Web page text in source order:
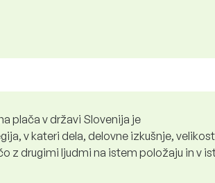
plača v državi Slovenija je
v kateri dela, delovne izkušnje,
z drugimi ljudmi na istem položaju in v